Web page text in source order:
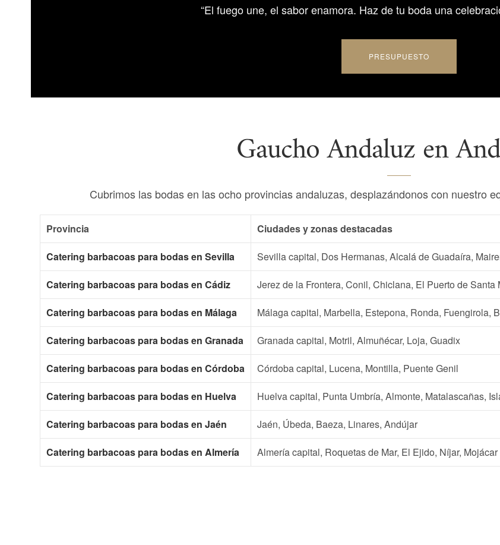
“El fuego une, el sabor enamora. Haz de tu boda una
PRESUPUESTO
Gaucho Andaluz en
Cubrimos las bodas en las ocho provincias andaluzas, desplazándonos con nuestro
Provincia Ciudades y zonas destacadas
Catering barbacoas para bodas en Sevilla Sevilla capital, Dos Hermanas, Alcalá de Guadaíra,
Catering barbacoas para bodas en Cádiz Jerez de la Frontera, Conil, Chiclana, El Puerto de
Catering barbacoas para bodas en Málaga Málaga capital, Marbella, Estepona, Ronda, Fuengirola,
Catering barbacoas para bodas en Granada Granada capital, Motril, Almuñécar, Loja, Guadix
Catering barbacoas para bodas en Córdoba Córdoba capital, Lucena, Montilla, Puente Genil
Catering barbacoas para bodas en Huelva Huelva capital, Punta Umbría, Almonte, Matalascañas,
Catering barbacoas para bodas en Jaén Jaén, Úbeda, Baeza, Linares, Andújar
Catering barbacoas para bodas en Almería Almería capital, Roquetas de Mar, El Ejido, Níjar, Mojácar